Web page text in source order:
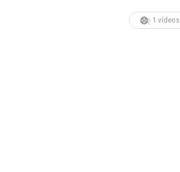
1 vídeos